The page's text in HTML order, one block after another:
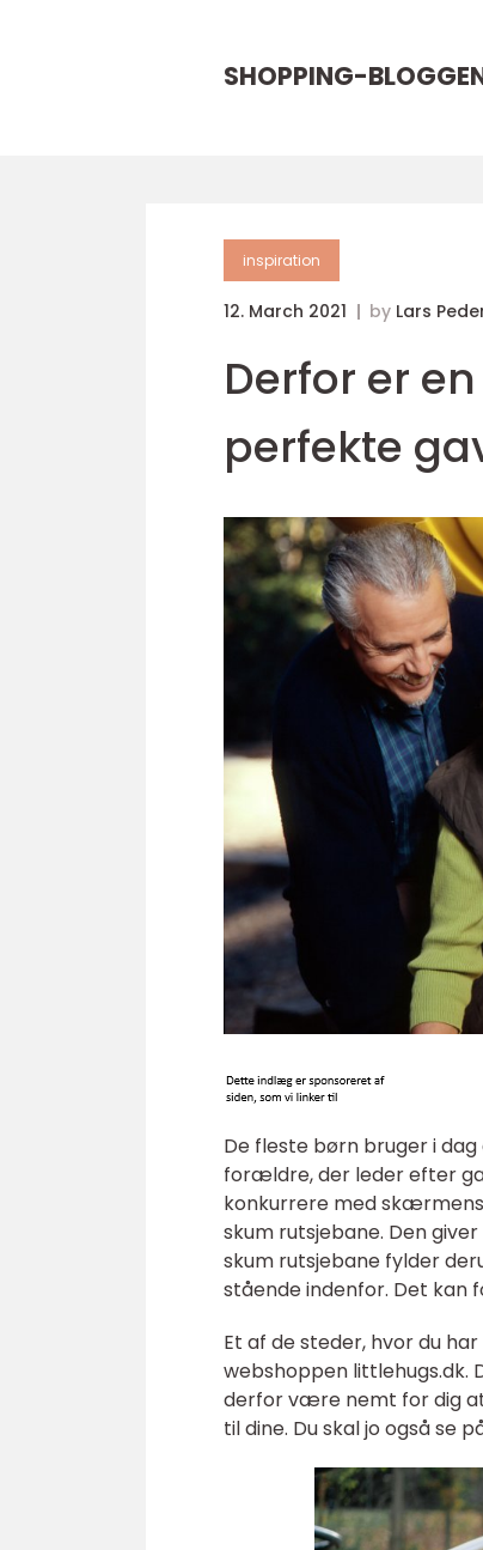
SHOPPING-
inspiration
12. March 2021 by Lars
Derfor er
perfekte
De fleste børn bruger i
forældre, der leder efter
konkurrere med
skum rutsjebane. Den
skum rutsjebane fylder
stående indenfor. Det kan
Et af de steder, hvor du
webshoppen littlehugs.dk.
derfor være nemt for dig
til dine. Du skal jo også se